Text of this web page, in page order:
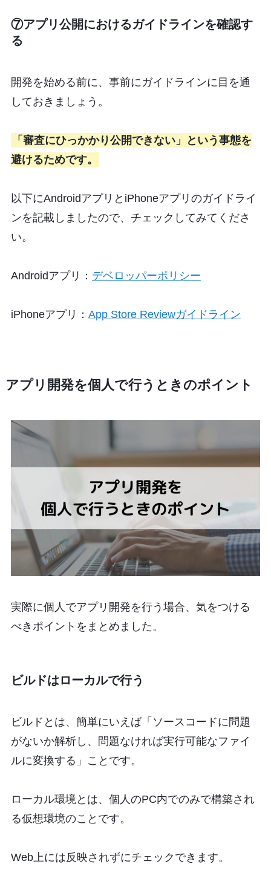
⑦アプリ公開におけるガイドラインを確認す
る
開発を始める前に、事前にガイドラインに目を通
しておきましょう。
「審査にひっかかり公開できない」という事態を
避けるためです。
以下にAndroidアプリとiPhoneアプリのガイドライ
ンを記載しましたので、チェックしてみてくださ
い。
Androidアプリ： デベロッパーポリシー
iPhoneアプリ： App Store Reviewガイドライン
アプリ開発を個人で行うときのポイント
実際に個人でアプリ開発を行う場合、気をつける
べきポイントをまとめました。
ビルドはローカルで行う
ビルドとは、簡単にいえば「ソースコードに問題
がないか解析し、問題なければ実行可能なファイ
ルに変換する」ことです。
ローカル環境とは、個人のPC内でのみで構築され
る仮想環境のことです。
Web上には反映されずにチェックできます。